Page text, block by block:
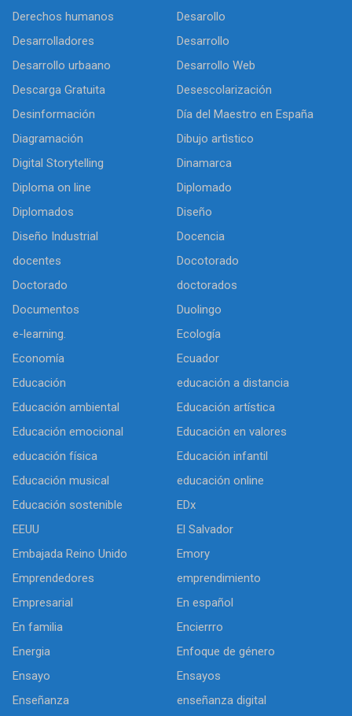
Derechos humanos
Desarollo
Desarrolladores
Desarrollo
Desarrollo urbaano
Desarrollo Web
Descarga Gratuita
Desescolarización
Desinformación
Día del Maestro en España
Diagramación
Dibujo artìstico
Digital Storytelling
Dinamarca
Diploma on line
Diplomado
Diplomados
Diseño
Diseño Industrial
Docencia
docentes
Docotorado
Doctorado
doctorados
Documentos
Duolingo
e-learning.
Ecología
Economía
Ecuador
Educación
educación a distancia
Educación ambiental
Educación artística
Educación emocional
Educación en valores
educación física
Educación infantil
Educación musical
educación online
Educación sostenible
EDx
EEUU
El Salvador
Embajada Reino Unido
Emory
Emprendedores
emprendimiento
Empresarial
En español
En familia
Encierrro
Energia
Enfoque de género
Ensayo
Ensayos
Enseñanza
enseñanza digital